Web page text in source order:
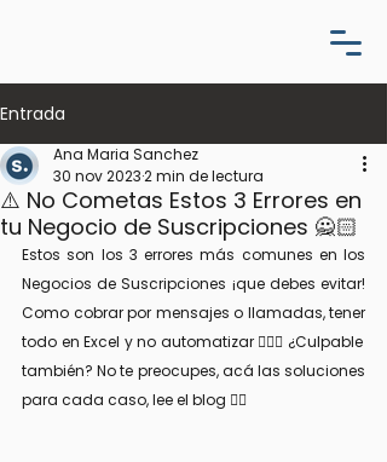
Entrada
⚠️ No Cometas Estos 3 Errores en
tu Negocio de Suscripciones 🙅🏻
Ana Maria Sanchez
30 nov 20232 min de lectura
Estos son los 3 errores más comunes en los
Negocios de Suscripciones ¡que debes evitar!
Como cobrar por mensajes o llamadas, tener
todo en Excel y no automatizar 🙅🏻‍♀️ ¿Culpable
también? No te preocupes, acá las soluciones
para cada caso, lee el blog 👇🏻